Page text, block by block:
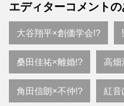
エディターコメント
大谷翔平×創価学会!?
桑田佳祐×離婚!? 高畑
角田信朗×不仲!? 紅音